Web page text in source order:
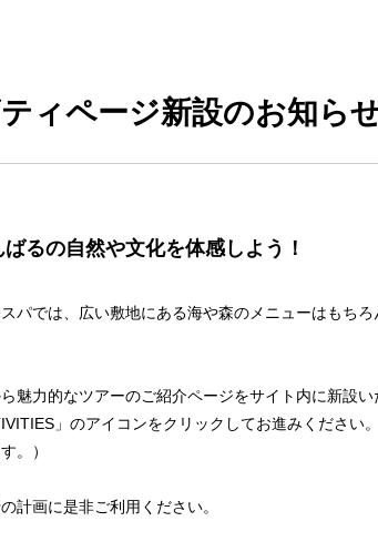
ィページ新設のお知ら
るの自然や文化を体感しよう！
パでは、広い敷地にある海や森のメニューはもち
魅力的なツアーのご紹介ページをサイト内に新設い
」のアイコンをクリックしてお進みください。
。）
計画に是非ご利用ください。